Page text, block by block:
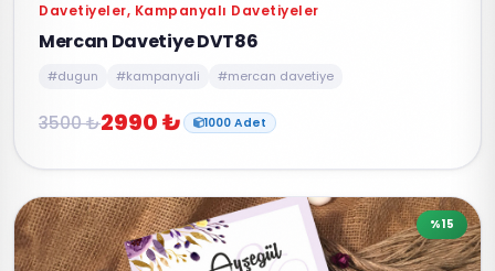
Davetiyeler, Kampanyalı Davetiyeler
Mercan Davetiye DVT86
#dugun #kampanyali #mercan davetiye
3500 ₺2990 ₺ 1000 Adet
%15